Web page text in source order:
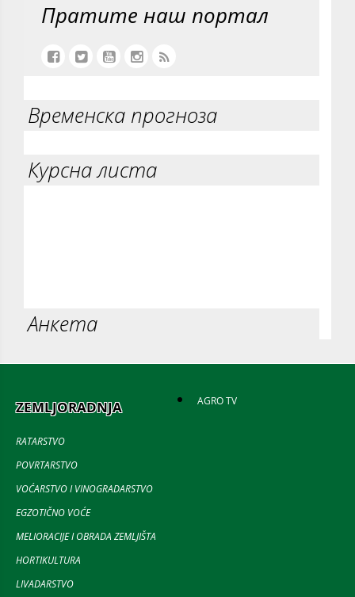
Пратите наш портал
Временска прогноза
Курсна листа
Анкета
ZEMLJORADNJA
RATARSTVO
POVRTARSTVO
VOĆARSTVO I VINOGRADARSTVO
EGZOTIČNO VOĆE
MELIORACIJE I OBRADA ZEMLJIŠTA
HORTIKULTURA
LIVADARSTVO
AGRO TV